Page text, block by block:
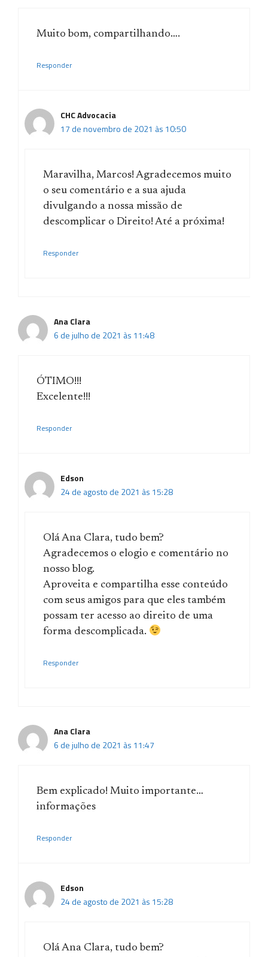
Muito bom, compartilhando….
Responder
CHC Advocacia
17 de novembro de 2021 às 10:50
Maravilha, Marcos! Agradecemos muito
o seu comentário e a sua ajuda
divulgando a nossa missão de
descomplicar o Direito! Até a próxima!
Responder
Ana Clara
6 de julho de 2021 às 11:48
ÓTIMO!!!
Excelente!!!
Responder
Edson
24 de agosto de 2021 às 15:28
Olá Ana Clara, tudo bem?
Agradecemos o elogio e comentário no
nosso blog.
Aproveita e compartilha esse conteúdo
com seus amigos para que eles também
possam ter acesso ao direito de uma
forma descomplicada.
Responder
Ana Clara
6 de julho de 2021 às 11:47
Bem explicado! Muito importante…
informações
Responder
Edson
24 de agosto de 2021 às 15:28
Olá Ana Clara, tudo bem?